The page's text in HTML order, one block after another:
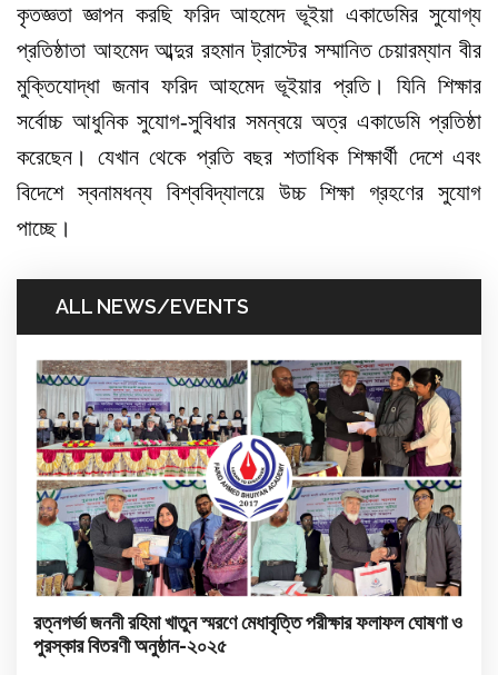
কৃতজ্ঞতা জ্ঞাপন করছি ফরিদ আহমেদ ভূইয়া একাডেমির সুযোগ্য
প্রতিষ্ঠাতা আহমেদ আব্দুর রহমান ট্রাস্টের সম্মানিত চেয়ারম্যান বীর
মুক্তিযোদ্ধা জনাব ফরিদ আহমেদ ভূইয়ার প্রতি। যিনি শিক্ষার
সর্বোচ্চ আধুনিক সুযোগ-সুবিধার সমন্বয়ে অত্র একাডেমি প্রতিষ্ঠা
করেছেন। যেখান থেকে প্রতি বছর শতাধিক শিক্ষার্থী দেশে এবং
বিদেশে স্বনামধন্য বিশ্ববিদ্যালয়ে উচ্চ শিক্ষা গ্রহণের সুযোগ
পাচ্ছে।
ALL NEWS/EVENTS
রত্নগর্ভা জননী রহিমা খাতুন স্মরণে মেধাবৃত্তি পরীক্ষার ফলাফল ঘোষণা ও
পুরস্কার বিতরণী অনুষ্ঠান-২০২৫